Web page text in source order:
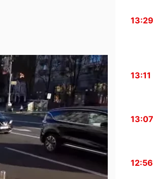
13:29
13:11
13:07
12:56